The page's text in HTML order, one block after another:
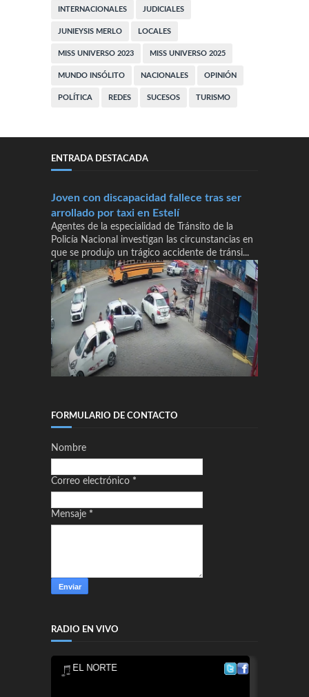
INTERNACIONALES JUDICIALES
JUNIEYSIS MERLO LOCALES
MISS UNIVERSO 2023 MISS UNIVERSO 2025
MUNDO INSÓLITO NACIONALES OPINIÓN
POLÍTICA REDES SUCESOS TURISMO
ENTRADA DESTACADA
Joven con discapacidad fallece tras ser
arrollado por taxi en Estelí
Agentes de la especialidad de Tránsito de la
Policía Nacional investigan las circunstancias en
que se produjo un trágico accidente de tránsi...
FORMULARIO DE CONTACTO
Nombre
Correo electrónico *
Mensaje *
RADIO EN VIVO